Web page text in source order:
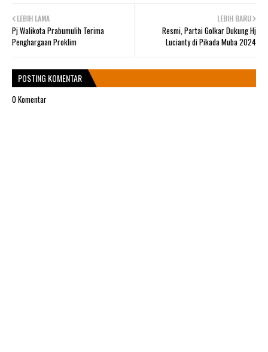
LEBIH BARU
Resmi, Partai Golkar Dukung Hj
Lucianty di Pikada Muba 2024
LEBIH LAMA
Pj Walikota Prabumulih Terima
Penghargaan Proklim
POSTING KOMENTAR
0 Komentar